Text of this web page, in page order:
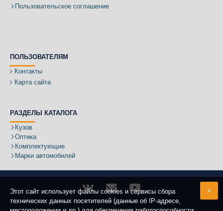
Пользовательское соглашение
ПОЛЬЗОВАТЕЛЯМ
Контакты
Карта сайта
РАЗДЕЛЫ КАТАЛОГА
Кузов
Оптика
Комплектующие
Марки автомобилей
Этот сайт использует файлы cookies и сервисы сбора
технических данных посетителей (данные об IP-адресе,